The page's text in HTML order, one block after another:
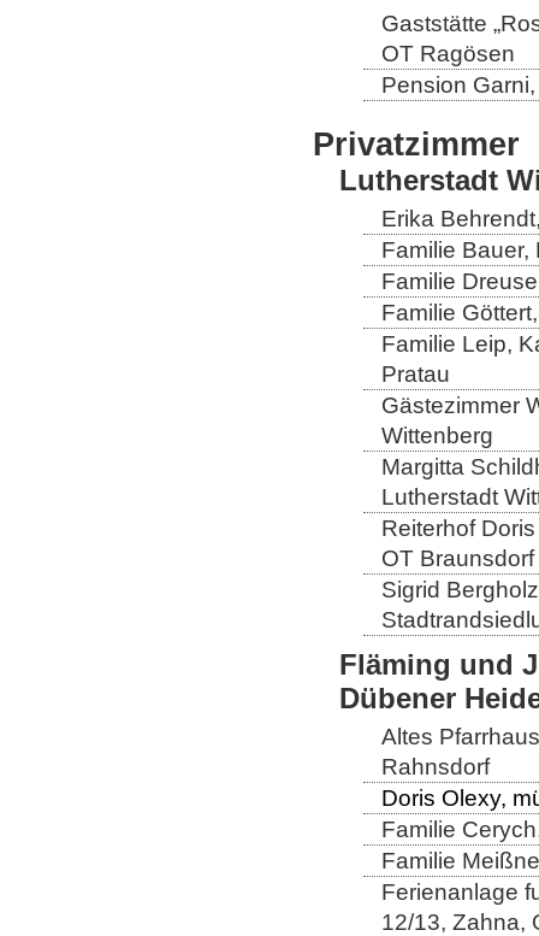
Gaststätte
OT Ragösen
Pension
Privatzimmer
Lutherstadt
Erika
Familie
Familie
Familie
Familie Leip,
Pratau
Gästezimmer
Wittenberg
Margitta
Lutherstadt
Reiterhof
OT Braunsdorf
Sigrid
Fläming und
Dübener
Altes
Rahnsdorf
Doris Olexy,
Familie
Familie
Ferienanlage
12/13, Zahna,